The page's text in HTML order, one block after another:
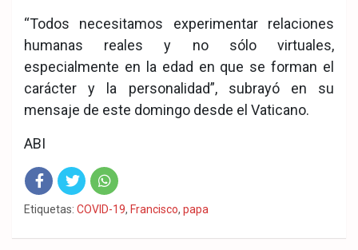
“Todos necesitamos experimentar relaciones
humanas reales y no sólo virtuales,
especialmente en la edad en que se forman el
carácter y la personalidad”, subrayó en su
mensaje de este domingo desde el Vaticano.
ABI
Fac
eb
Twit
ter
Wha
tsA
Etiquetas: COVID-19, Francisco, papa